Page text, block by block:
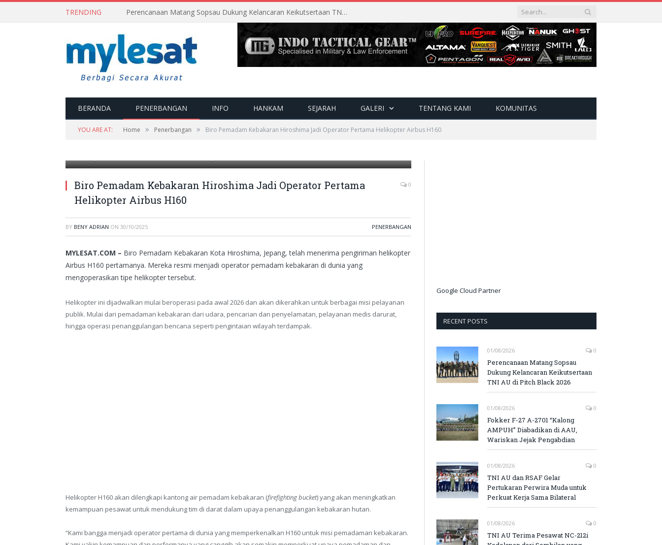
TRENDING Perencanaan Matang Sopsau Dukung Kelancaran Keikutsertaan TNI AU di Pitch Black 2026
BERANDA PENERBANGAN INFO HANKAM SEJARAH GALERI TENTANG KAMI KOMUNITAS
YOU ARE AT: Home » Penerbangan » Biro Pemadam Kebakaran Hiroshima Jadi Operator Pertama Helikopter Airbus H160
Biro Pemadam Kebakaran Hiroshima Jadi Operator Pertama
Helikopter Airbus H160
0
BY BENY ADRIAN ON 30/10/2025 PENERBANGAN
MYLESAT.COM – Biro Pemadam Kebakaran Kota Hiroshima, Jepang, telah menerima pengiriman helikopter
Airbus H160 pertamanya. Mereka resmi menjadi operator pemadam kebakaran di dunia yang
mengoperasikan tipe helikopter tersebut.
Helikopter ini dijadwalkan mulai beroperasi pada awal 2026 dan akan dikerahkan untuk berbagai misi pelayanan
publik. Mulai dari pemadaman kebakaran dari udara, pencarian dan penyelamatan, pelayanan medis darurat,
hingga operasi penanggulangan bencana seperti pengintaian wilayah terdampak.
Helikopter H160 akan dilengkapi kantong air pemadam kebakaran (firefighting bucket) yang akan meningkatkan
kemampuan pesawat untuk mendukung tim di darat dalam upaya penanggulangan kebakaran hutan.
“Kami bangga menjadi operator pertama di dunia yang memperkenalkan H160 untuk misi pemadaman kebakaran.
Google Cloud Partner
RECENT POSTS
01/08/2026 0
Perencanaan Matang Sopsau
Dukung Kelancaran Keikutsertaan
TNI AU di Pitch Black 2026
01/08/2026 0
Fokker F-27 A-2701 “Kalong
AMPUH” Diabadikan di AAU,
Wariskan Jejak Pengabdian
01/08/2026 0
TNI AU dan RSAF Gelar
Pertukaran Perwira Muda untuk
Perkuat Kerja Sama Bilateral
01/08/2026 0
TNI AU Terima Pesawat NC-212i